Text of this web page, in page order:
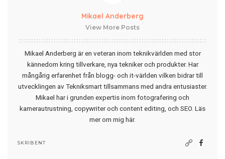
Mikael Anderberg
View More Posts
Mikael Anderberg är en veteran inom teknikvärlden med stor
kännedom kring tillverkare, nya tekniker och produkter. Har
mångårig erfarenhet från blogg- och it-världen vilken bidrar till
utvecklingen av Tekniksmart tillsammans med andra entusiaster.
Mikael har i grunden expertis inom fotografering och
kamerautrustning, copywriter och content editing, och SEO. Läs
mer om mig här.
SKRIBENT